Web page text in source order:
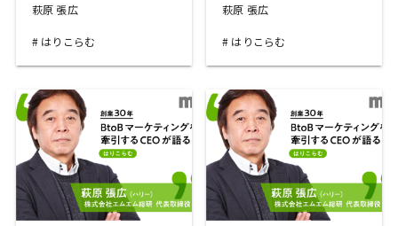
萩原 張広
はりこらむ
萩原 張広
はりこらむ